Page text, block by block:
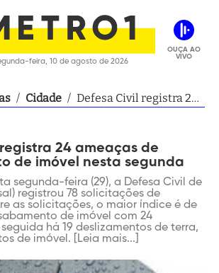
feira, 10 de agosto de 2026
OUÇA AO
VIVO
/ Cidade / Defesa Civil registra 24
nesta segunda
24 ameaças de
de imóvel nesta segunda
segunda-feira (29), a Defesa Civil de
registrou 78 solicitações de
as solicitações, o maior índice é de
de imóvel com 24
há 19 deslizamentos de terra,
de imóvel. [Leia mais...]